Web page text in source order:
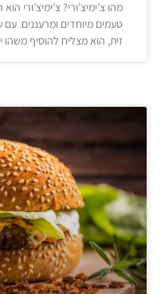
מהו צ’ימיצ’ורי? צ’ימיצ’ורי הוא
טעמים מיוחדים ומרעננים. עם עשבי
זית, הוא מצליח להוסיף משהו